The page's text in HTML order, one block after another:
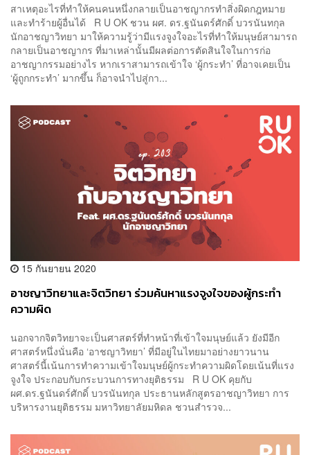
สาเหตุอะไรที่ทำให้คนคนหนึ่งกลายเป็นอาชญากรทำสิ่งผิดกฎหมาย
และทำร้ายผู้อื่นได้ R U OK ชวน ผศ. ดร.ฐนันดร์ศักดิ์ บวรนันทกุล
นักอาชญาวิทยา มาให้ความรู้ว่ามีแรงจูงใจอะไรที่ทำให้มนุษย์สามารถ
กลายเป็นอาชญากร ที่มาเหล่านั้นมีผลต่อการตัดสินใจในการก่อ
อาชญากรรมอย่างไร หากเราสามารถเข้าใจ ‘ผู้กระทำ’ ที่อาจเคยเป็น
‘ผู้ถูกกระทำ’ มากขึ้น ก็อาจนำไปสู่กา...
15 กันยายน 2020
อาชญาวิทยาและจิตวิทยา ร่วมค้นหาแรงจูงใจของผู้กระทำ
ความผิด
นอกจากจิตวิทยาจะเป็นศาสตร์ที่ทำหน้าที่เข้าใจมนุษย์แล้ว ยังมีอีก
ศาสตร์หนึ่งนั่นคือ ‘อาชญาวิทยา’ ที่มีอยู่ในไทยมาอย่างยาวนาน
ศาสตร์นี้เน้นการทำความเข้าใจมนุษย์ผู้กระทำความผิดโดยเน้นที่แรง
จูงใจ ประกอบกับกระบวนการทางยุติธรรม R U OK คุยกับ
ผศ.ดร.ฐนันดร์ศักดิ์ บวรนันทกุล ประธานหลักสูตรอาชญาวิทยา การ
บริหารงานยุติธรรม มหาวิทยาลัยมหิดล ชวนสำรวจ...